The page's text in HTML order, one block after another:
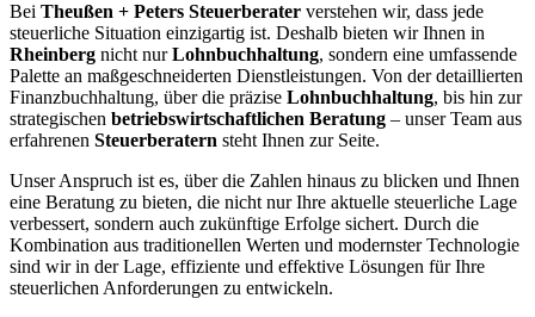
Bei Theußen + Peters Steuerberater verstehen wir, dass jede
steuerliche Situation einzigartig ist. Deshalb bieten wir Ihnen in
Rheinberg nicht nurLohnbuchhaltung, sondern eine umfassende
Palette an maßgeschneiderten Dienstleistungen. Von der detaillierten
Finanzbuchhaltung, über die präzise Lohnbuchhaltung, bis hin zur
strategischen betriebswirtschaftlichen Beratung – unser Team aus
erfahrenen Steuerberatern steht Ihnen zur Seite.
Unser Anspruch ist es, über die Zahlen hinaus zu blicken und Ihnen
eine Beratung zu bieten, die nicht nur Ihre aktuelle steuerliche Lage
verbessert, sondern auch zukünftige Erfolge sichert. Durch die
Kombination aus traditionellen Werten und modernster Technologie
sind wir in der Lage, effiziente und effektive Lösungen für Ihre
steuerlichen Anforderungen zu entwickeln.